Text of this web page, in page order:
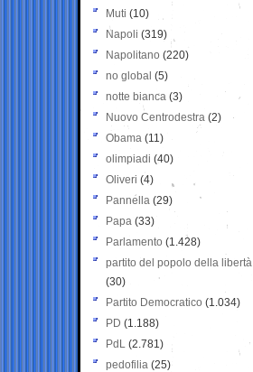
Muti (10)
Napoli (319)
Napolitano (220)
no global (5)
notte bianca (3)
Nuovo Centrodestra (2)
Obama (11)
olimpiadi (40)
Oliveri (4)
Pannella (29)
Papa (33)
Parlamento (1.428)
partito del popolo della libertà
(30)
Partito Democratico (1.034)
PD (1.188)
PdL (2.781)
pedofilia (25)